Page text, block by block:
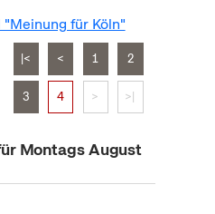
für Köln"
|< < 1 2
3 4 > >|
Montags August